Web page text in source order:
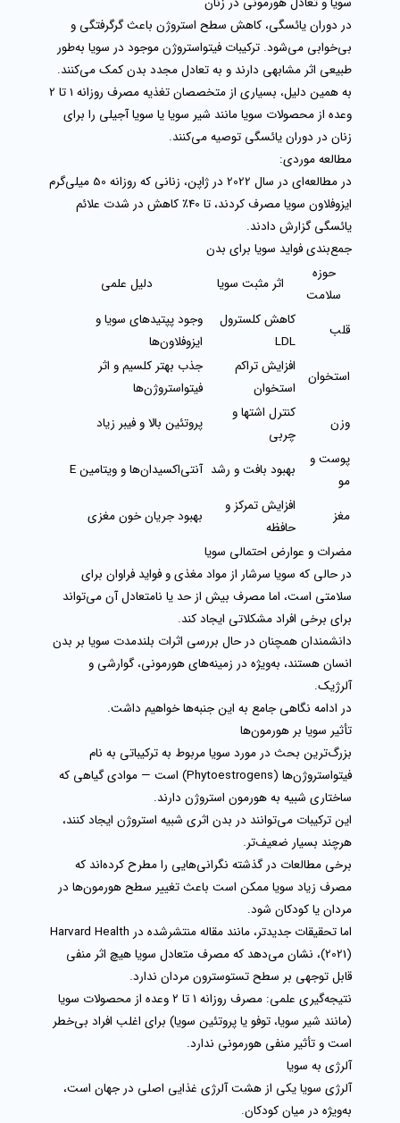
در دوران یائسگی، کاهش سطح استروژن باعث گرگرفتگی و
بی‌خوابی می‌شود. ترکیبات فیتواستروژن موجود در سویا به‌طور
طبیعی اثر مشابهی دارند و به تعادل مجدد بدن کمک می‌کنند.
به همین دلیل، بسیاری از متخصصان تغذیه مصرف روزانه 1 تا 2
وعده از محصولات سویا مانند شیر سویا یا سویا آجیلی را برای
زنان در دوران یائسگی توصیه می‌کنند.
مطالعه موردی:
در مطالعه‌ای در سال 2022 در ژاپن، زنانی که روزانه 50 میلی‌گرم
ایزوفلاون سویا مصرف کردند، تا 40٪ کاهش در شدت علائم
یائسگی گزارش دادند.
جمع‌بندی فواید سویا برای بدن
حوزه
سلامت
اثر مثبت سویا دلیل علمی
قلب
کاهش کلسترول
LDL
وجود پپتیدهای سویا و
ایزوفلاون‌ها
استخوان
افزایش تراکم
استخوان
جذب بهتر کلسیم و اثر
فیتواستروژن‌ها
وزن
کنترل اشتها و
چربی
پروتئین بالا و فیبر زیاد
پوست و
مو
بهبود بافت و رشد آنتی‌اکسیدان‌ها و ویتامین E
مغز
افزایش تمرکز و
حافظه
بهبود جریان خون مغزی
مضرات و عوارض احتمالی سویا
در حالی که سویا سرشار از مواد مغذی و فواید فراوان برای
سلامتی است، اما مصرف بیش از حد یا نامتعادل آن می‌تواند
برای برخی افراد مشکلاتی ایجاد کند.
دانشمندان همچنان در حال بررسی اثرات بلندمدت سویا بر بدن
انسان هستند، به‌ویژه در زمینه‌هایهورمونی، گوارشی و
آلرژیک.
در ادامه نگاهی جامع به این جنبه‌ها خواهیم داشت.
تأثیر سویا بر هورمون‌ها
بزرگ‌ترین بحث در مورد سویا مربوط به ترکیباتی به نام
فیتواستروژن‌ها (Phytoestrogens)
است — موادی گیاهی که
ساختاری شبیه به هورمون استروژن دارند.
این ترکیبات می‌توانند در بدن اثری شبیه استروژن ایجاد کنند،
هرچند بسیار ضعیف‌تر.
برخی مطالعات در گذشته نگرانی‌هایی را مطرح کرده‌اند که
مصرف زیاد سویا ممکن است باعث تغییر سطح هورمون‌ها در
مردان یا کودکان شود.
اما تحقیقات جدیدتر، مانند مقاله منتشرشده در Harvard Health
(2021)، نشان می‌دهد کهمصرف متعادل سویا هیچ اثر منفی
قابل توجهی بر سطح تستوسترون مردان ندارد.
نتیجه‌گیری علمی:
مصرف روزانه ۱ تا ۲ وعده از محصولات سویا
(مانند شیر سویا، توفو یا پروتئین سویا) برای اغلب افراد بی‌خطر
است و تأثیر منفی هورمونی ندارد.
آلرژی به سویا
آلرژی سویایکی از هشت آلرژی غذایی اصلی در جهان است،
به‌ویژه در میان کودکان.